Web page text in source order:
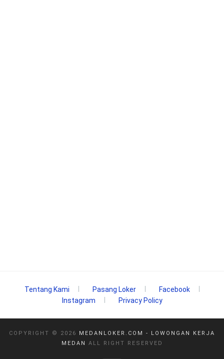
Tentang Kami Pasang Loker
Facebook
Instagram
Privacy Policy
COPYRIGHT © 2026
MEDANLOKER.COM - LOWONGAN KERJA
MEDAN
ALL RIGHT RESERVED